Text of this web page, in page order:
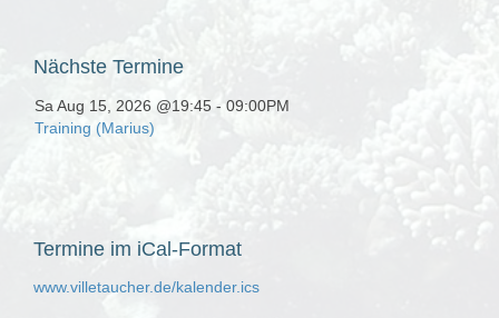
Nächste Termine
Sa Aug 15, 2026 @19:45 - 09:00PM
Training (Marius)
Termine im iCal-Format
www.villetaucher.de/kalender.ics